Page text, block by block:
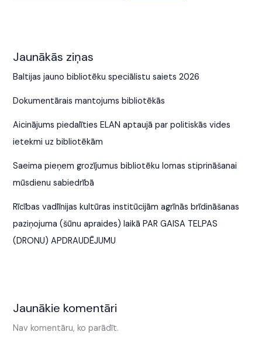
Jaunākās ziņas
Baltijas jauno bibliotēku speciālistu saiets 2026
Dokumentārais mantojums bibliotēkās
Aicinājums piedalīties ELAN aptaujā par politiskās vides
ietekmi uz bibliotēkām
Saeima pieņem grozījumus bibliotēku lomas stiprināšanai
mūsdienu sabiedrībā
Rīcības vadlīnijas kultūras institūcijām agrīnās brīdināšanas
paziņojuma (šūnu apraides) laikā PAR GAISA TELPAS
(DRONU) APDRAUDĒJUMU
Jaunākie komentāri
Nav komentāru, ko parādīt.